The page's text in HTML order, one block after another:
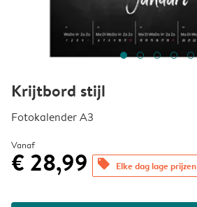
Krijtbord stijl
Fotokalender A3
Vanaf
€ 28,99 offers Elke dag lage prijzen